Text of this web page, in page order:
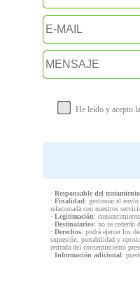
He leído y acepto la
· Responsable del tratamiento
· Finalidad: gestionar el
relacionada con nuestros
· Legitimación:
· Destinatarios: no se cederán
· Derechos: podrá ejercer los
supresión, portabilidad y
retirada del consentimiento
· Información adicional: